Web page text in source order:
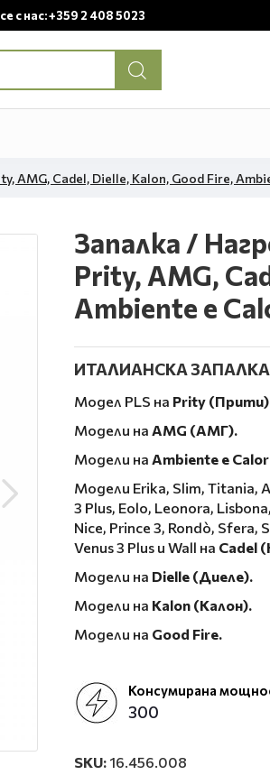
с нас: +359 2 408 5023
AMG, Cadel, Dielle, Kalon, Good Fire,
Запалка /
Prity, AMG,
Ambiente e
ИТАЛИАНСКА
Модел PLS на Prity
Модели на AMG (АМГ).
Модели на Ambiente e
Модели Erika, Slim, Titania,
3 Plus, Eolo, Leonora,
Nice, Prince 3, Rondò, Sfera,
Venus 3 Plus и Wall на Cadel
Модели на Dielle (Диеле).
Модели на Kalon (Калон).
Модели на Good Fire.
Консумирана
300
SKU: 16.456.008